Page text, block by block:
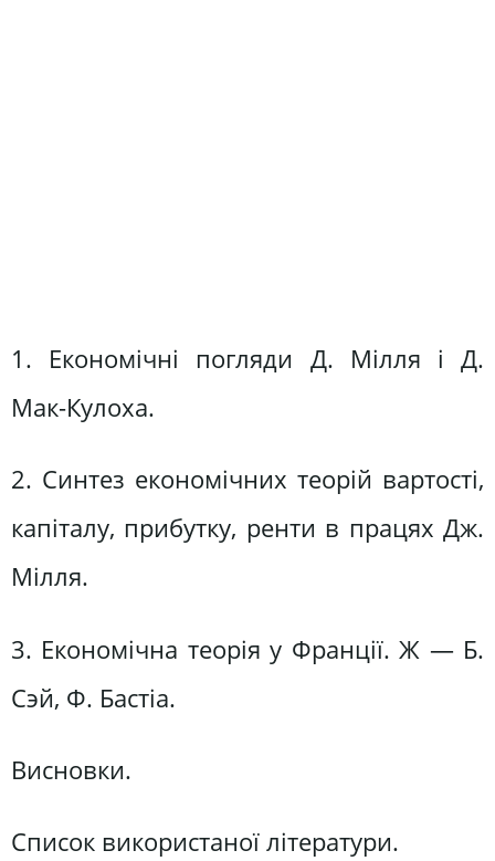
1. Економічні погляди Д. Мілля і Д.
Мак-Кулоха.
2. Синтез економічних теорій вартості,
капіталу, прибутку, ренти в працях Дж.
Мілля.
3. Економічна теорія у Франції. Ж — Б.
Сэй, Ф. Бастіа.
Висновки.
Список використаної літератури.